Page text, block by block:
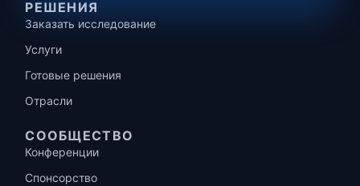
РЕШЕНИЯ
Заказать исследование
Услуги
Готовые решения
Отрасли
СООБЩЕСТВО
Конференции
Спонсорство